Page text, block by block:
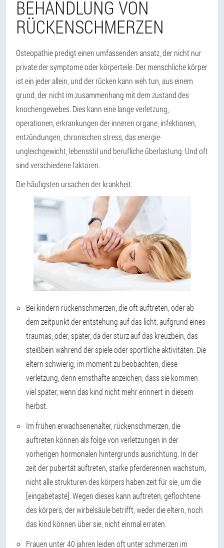
BEHANDLUNG VON
RÜCKENSCHMERZEN
Osteopathie predigt einen umfassenden ansatz, der nicht nur
private der symptome oder körperteile. Der menschliche körper
ist ein jeder allein, und der rücken kann weh tun, aus einem
grund, der nicht im zusammenhang mit dem zustand des
knochengewebes. Dies kann eine lange verletzung,
operationen, erkrankungen der inneren organe, infektionen,
entzündungen, chronischen stress, das energie-
ungleichgewicht, lebensstil und berufliche überlastung. Und oft
sind verschiedene faktoren.
Die häufigsten ursachen der krankheit:
Bei kindern rückenschmerzen, die oft auftreten, oder ab
dem zeitpunkt der entstehung auf das licht, aufgrund eines
traumas, oder, später, da der sturz auf das kreuzbein, das
steißbein während der spiele oder sportliche aktivitäten. Die
eltern schwierig, im moment zu beobachten, diese
verletzung, denn ernsthafte anzeichen, dass sie kommen
viel später, wenn das kind nicht mehr erinnert in diesem
herbst.
Im frühen erwachsenenalter, rückenschmerzen, die
auftreten können als folge von verletzungen in der
vorherigen hormonalen hintergrunds ausrichtung. In der
zeit der pubertät auftreten, starke pferderennen wachstum,
nicht alle strukturen des körpers haben zeit für sie, um die
[eingabetaste]. Wegen dieses kann auftreten, geflochtene
des körpers, der wirbelsäule betrifft, weder die eltern, noch
das kind können über sie, nicht einmal erraten.
Frauen unter 40 jahren leiden oft unter schmerzen im